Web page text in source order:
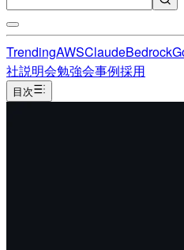
TrendingAWSClaudeBedrock
社説明会勉強会事例採用
目次